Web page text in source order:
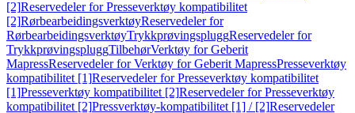
[2]Reservedeler for Presseverktøy kompatibilitet
[2]RørbearbeidingsverktøyReservedeler for
RørbearbeidingsverktøyTrykkprøvingspluggReservedeler for
TrykkprøvingspluggTilbehørVerktøy for Geberit
MapressReservedeler for Verktøy for Geberit MapressPresseverktøy
kompatibilitet [1]Reservedeler for Presseverktøy kompatibilitet
[1]Presseverktøy kompatibilitet [2]Reservedeler for Presseverktøy
kompatibilitet [2]Pressverktøy-kompatibilitet [1] / [2]Reservedeler